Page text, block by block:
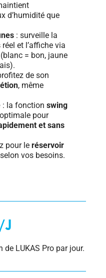
d’humidité que
: surveille la
et l’affiche via
= bon, jaune
de son
, même
: la fonction swing
pour
et sans
pour le réservoir
vos besoins.
J
LUKAS Pro par jour.